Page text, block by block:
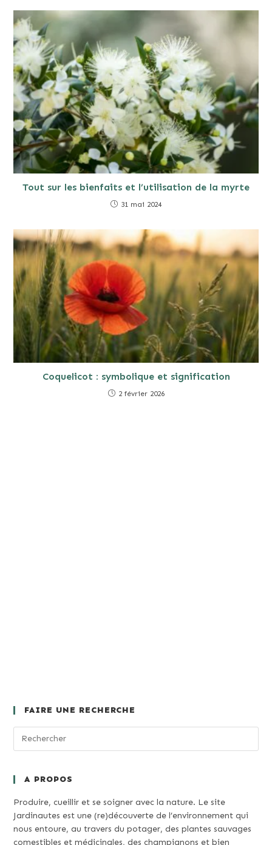
Tout sur les bienfaits et l’utilisation de la myrte
31 mai 2024
Coquelicot : symbolique et signification
2 février 2026
FAIRE UNE RECHERCHE
A PROPOS
Produire, cueillir et se soigner avec la nature. Le site
Jardinautes est une (re)découverte de l’environnement qui
nous entoure, au travers du potager, des plantes sauvages
comestibles et médicinales, des champignons et bien